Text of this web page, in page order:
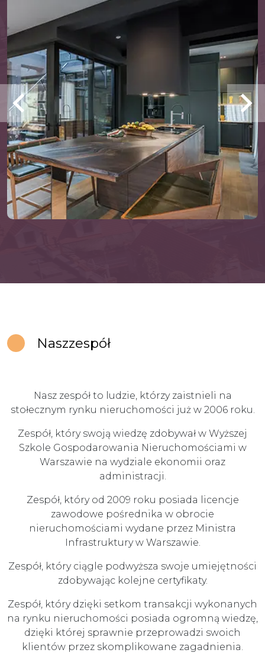
Naszzespół
Nasz zespół to ludzie, którzy zaistnieli na
stołecznym rynku nieruchomości już w 2006 roku.
Zespół, który swoją wiedzę zdobywał w Wyższej
Szkole Gospodarowania Nieruchomościami w
Warszawie na wydziale ekonomii oraz
administracji.
Zespół, który od 2009 roku posiada licencje
zawodowe pośrednika w obrocie
nieruchomościami wydane przez Ministra
Infrastruktury w Warszawie.
Zespół, który ciągle podwyższa swoje umiejętności
zdobywając kolejne certyfikaty.
Zespół, który dzięki setkom transakcji wykonanych
na rynku nieruchomości posiada ogromną wiedzę,
dzięki której sprawnie przeprowadzi swoich
klientów przez skomplikowane zagadnienia.